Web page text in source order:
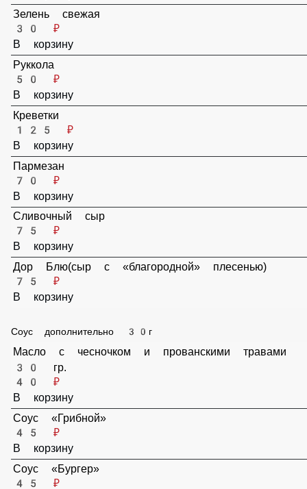
Огурцы солёные
30 ₽
В корзину
Лук красный
30 ₽
В корзину
Лук фри жаренный
30 ₽
В корзину
Свежий чесночёк
30 ₽
В корзину
Зелень свежая
30 ₽
Руккола
50 ₽
В корзину
Креветки
125 ₽
В корзину
Пармезан